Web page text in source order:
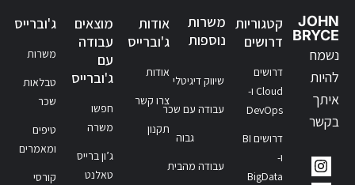
JOHN
BRYCE
נשמח
להיות
איתך
בקשר
קטגוריות
דרושים
דרושים
Cloud ו-
DevOps
דרושים BI
ו-
BigData
משרות
נוספות
שיווק דיגיטלי
עבודה עם שכר
גבוה
עבודה מהבית
אודות
ג'וברייס
אודות
צרו קשר
תקנון
מוצאים
עבודה
עם
ג'וברייס
חפשו
משרה
ג’ון ברייס
טאלנט
ג'וברייס
משרות
טבלאות
שכר
טיפים
ומאמרים
קורסי